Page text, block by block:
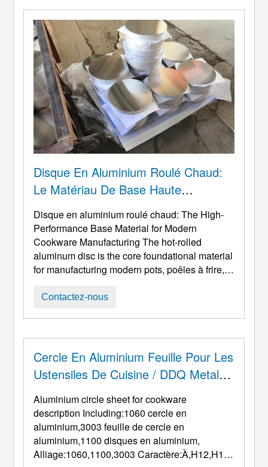
autocuiseurs, etc.. et des fournitures de
quincaillerie telles que des abat-jour, coquilles
de chauffe-eau, St ...
Disque En Aluminium Roulé Chaud:
Le Matériau De Base Haute
Moderne D’ustensiles De Cuisine
Disque en aluminium roulé chaud:The High-
Performance Base Material for Modern
Cookware Manufacturing The hot-rolled
aluminum disc is the core foundational material
for manufacturing modern pots, poêles à frire,
rapport aux plaques moulées traditionnelles, le
propriétés mécaniques plus uniformes, et
formabilité supérieure en emboutissage
profond. W ...
Contactez-nous
Cercle En Aluminium Feuille Pour Les
Ustensiles De Cuisine / DDQ Metal
Aluminium circle sheet for cookware
description Including:1060 cercle en
aluminium,3003 feuille de cercle en
aluminium,1100 disques en aluminium,
Alliage:1060,1100,3003 Caractère:À,H12,H14